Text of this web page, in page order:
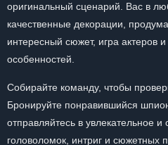
оригинальный сценарий. Вас в
качественные декорации,
интересный сюжет, игра актеров
особенностей.
Собирайте команду, чтобы
Бронируйте понравившийся
отправляйтесь в увлекательное
головоломок, интриг и сюжетных